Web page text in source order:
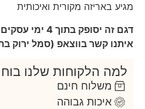
מגיע באריזה מקורית ואיכותית
דגם זה יסופק
איתנו קשר בווצאפ (סמל ירוק
למה הלקוחות שלנו
משלוח חינם
איכות גבוהה